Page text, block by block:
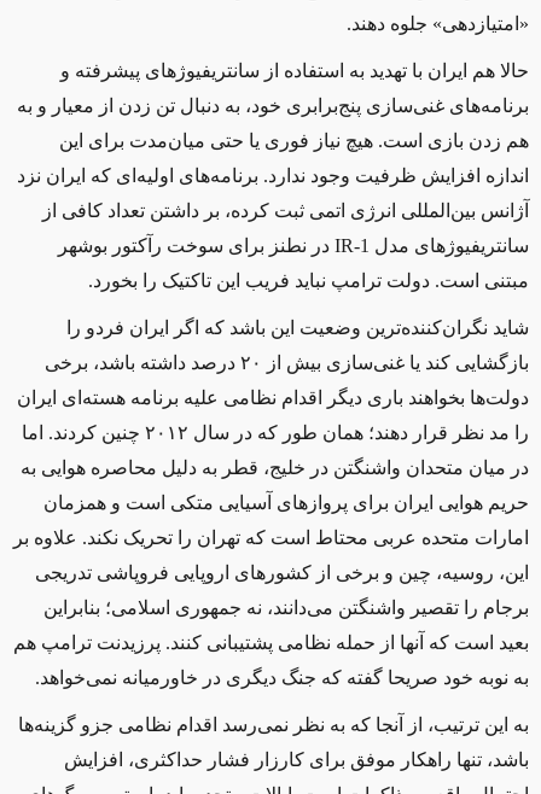
«امتیازدهی» جلوه دهند.
حالا هم ایران با تهدید به استفاده از سانتریفیوژهای پیشرفته و
برنامه‌های غنی‌سازی پنج‌برابری خود، به دنبال تن زدن از معیار و به
هم زدن بازی است. هیچ نیاز فوری یا حتی میان‌مدت برای این
اندازه افزایش ظرفیت وجود ندارد. برنامه‌های اولیه‌ای که ایران نزد
آژانس بین‌المللی انرژی اتمی ثبت کرده، بر داشتن تعداد کافی از
سانتریفیوژهای مدل
در نطنز برای سوخت رآکتور بوشهر
مبتنی است. دولت ترامپ نباید فریب این تاکتیک را بخورد.
شاید نگران‌کننده‌ترین وضعیت این باشد که اگر ایران فردو را
بازگشایی کند یا غنی‌سازی بیش از ۲۰ درصد داشته باشد، برخی
دولت‌ها بخواهند باری دیگر اقدام نظامی علیه برنامه هسته‌ای ایران
را مد نظر قرار دهند؛ همان طور که در سال ۲۰۱۲ چنین کردند. اما
در میان متحدان واشنگتن در خلیج، قطر به دلیل محاصره هوایی به
حریم هوایی ایران برای پروازهای آسیایی متکی است و همزمان
امارات متحده عربی محتاط است که تهران را تحریک نکند. علاوه بر
این، روسیه، چین و برخی از کشورهای اروپایی فروپاشی تدریجی
برجام را تقصیر واشنگتن می‌دانند، نه جمهوری اسلامی؛ بنابراین
بعید است که آنها از حمله نظامی پشتیبانی کنند. پرزیدنت ترامپ هم
به نوبه خود صریحا گفته كه جنگ دیگری در خاورمیانه‌ نمی‌خواهد.
به این ترتیب، از آنجا که به نظر نمی‌رسد اقدام نظامی جزو گزینه‌ها
باشد، تنها راهکار موفق برای کارزار فشار حداکثری، افزایش